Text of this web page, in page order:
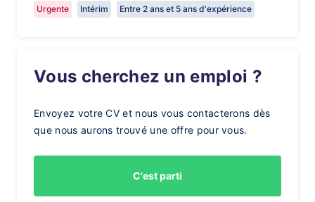
Urgente Intérim Entre 2 ans et 5 ans d'expérience
Vous cherchez un emploi ?
Envoyez votre CV et nous vous contacterons dès
que nous aurons trouvé une offre pour vous.
C'est parti